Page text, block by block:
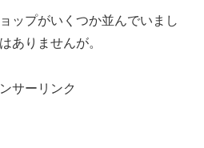
ップがいくつか並んでいまし
ありませんが。
サーリンク